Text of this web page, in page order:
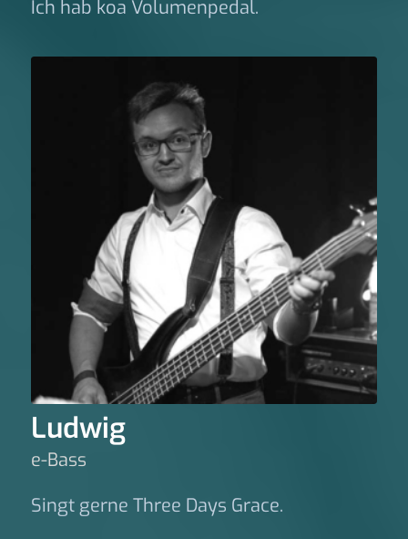
Ich hab koa Volumenpedal.
Ludwig
e-Bass
Singt gerne Three Days Grace.